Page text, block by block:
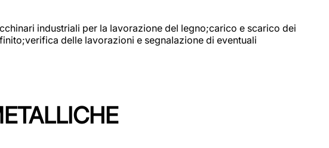
industriali per la lavorazione del legno;carico e scarico dei
delle lavorazioni e segnalazione di eventuali